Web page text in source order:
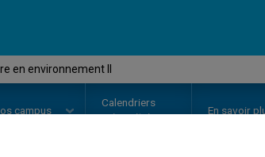
en environnement II
campus
Calendriers
universitaires
En savoir